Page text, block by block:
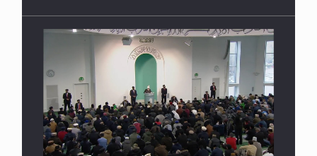
خطبة الجمعة التي ألقاها حضرة أمير المؤمنين أيده